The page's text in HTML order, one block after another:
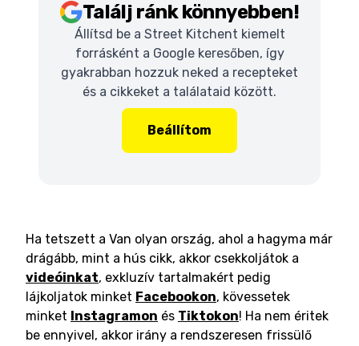
Találj ránk könnyebben!
Állítsd be a Street Kitchent kiemelt
forrásként a Google keresőben, így
gyakrabban hozzuk neked a recepteket
és a cikkeket a találataid között.
Beállítom
Ha tetszett a Van olyan ország, ahol a hagyma már
drágább, mint a hús cikk, akkor csekkoljátok a
videóinkat, exkluzív tartalmakért pedig
lájkoljatok minket Facebookon, kövessetek
minket Instagramon és Tiktokon! Ha nem éritek
be ennyivel, akkor irány a rendszeresen frissülő